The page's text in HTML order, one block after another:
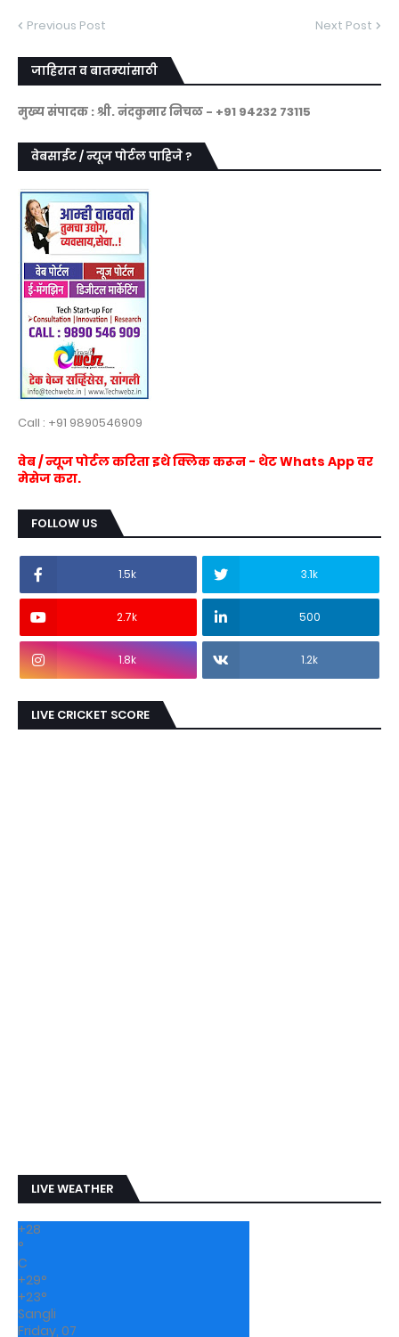
Previous Post Next Post
जाहिरात व बातम्यांसाठी
मुख्य संपादक : श्री. नंदकुमार निचळ - +91 94232 73115
वेबसाईट / न्यूज पोर्टल पाहिजे ?
Call : +91 9890546909
वेब / न्यूज पोर्टल करिता इथे क्लिक करून - थेट Whats App वर
मेसेज करा.
FOLLOW US
1.5k 3.1k
2.7k 500
1.8k 1.2k
LIVE CRICKET SCORE
LIVE WEATHER
+28
°
C
+29°
+23°
Sangli
Friday, 07